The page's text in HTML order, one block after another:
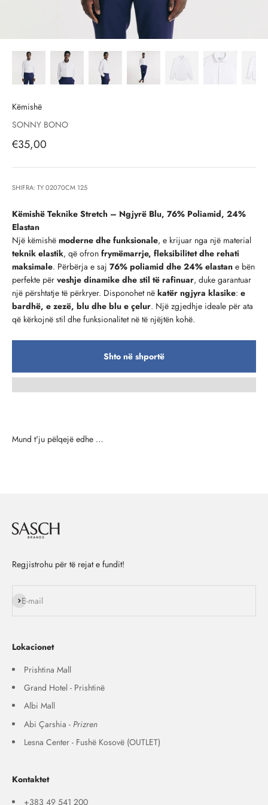
Këmishë
SONNY BONO
Çmimi i shitjes, çmimi i shitjeve
€35,00
SHIFRA: TY 02070CM 125
Këmishë Teknike Stretch – Ngjyrë Blu, 76% Poliamid, 24%
Elastan
Një këmishë moderne dhe funksionale, e krijuar nga një material
teknik elastik, që ofron frymëmarrje, fleksibilitet dhe rehati
maksimale. Përbërja e saj 76% poliamid dhe 24% elastan e bën
perfekte për veshje dinamike dhe stil të rafinuar, duke garantuar
një përshtatje të përkryer. Disponohet në katër ngjyra klasike: e
bardhë, e zezë, blu dhe blu e çelur. Një zgjedhje ideale për ata
që kërkojnë stil dhe funksionalitet në të njëjtën kohë.
Shto në shportë
Regjistrohu për të rejat e fundit!
E-mail
Na ndiq
Lokacionet
Prishtina Mall
Grand Hotel - Prishtinë
Albi Mall
Abi Çarshia - Prizren
Lesna Center - Fushë Kosovë (OUTLET)
Kontaktet
+383 49 541 200